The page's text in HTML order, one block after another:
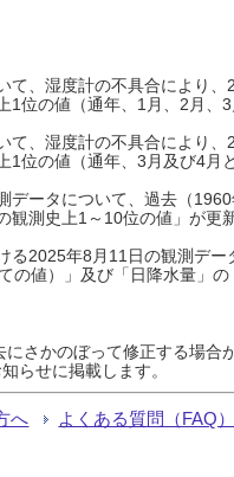
て、湿度計の不具合により
位の値（通年、1月、2月、
て、湿度計の不具合により
1位の値（通年、3月及び4
データについて、過去（
観測史上1～10位の値」が更
る2025年8月11日の観測デ
の値）」及び「日降水量」
さかのぼって修正する場合
らせに掲載します。
へ よくある質問（FAQ）